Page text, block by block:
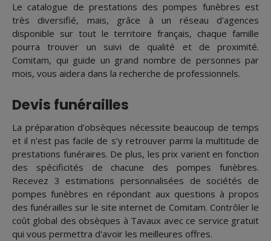
Le catalogue de prestations des pompes funèbres est
très diversifié, mais, grâce à un réseau d'agences
disponible sur tout le territoire français, chaque famille
pourra trouver un suivi de qualité et de proximité.
Comitam, qui guide un grand nombre de personnes par
mois, vous aidera dans la recherche de professionnels.
Devis funérailles
La préparation d’obsèques nécessite beaucoup de temps
et il n'est pas facile de s’y retrouver parmi la multitude de
prestations funéraires. De plus, les prix varient en fonction
des spécificités de chacune des pompes funèbres.
Recevez 3 estimations personnalisées de sociétés de
pompes funèbres en répondant aux questions à propos
des funérailles sur le site internet de Comitam. Contrôler le
coût global des obsèques à Tavaux avec ce service gratuit
qui vous permettra d'avoir les meilleures offres.